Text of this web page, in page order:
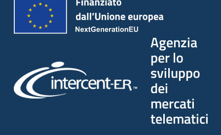
Agenzia
per lo
sviluppo
dei
mercati
telematici